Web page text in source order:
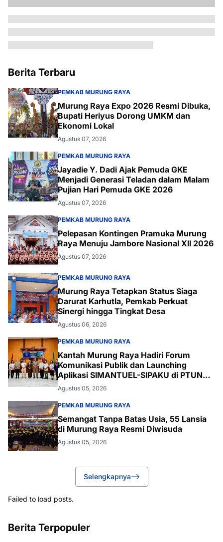
Berita Terbaru
PEMKAB MURUNG RAYA
Murung Raya Expo 2026 Resmi Dibuka,
Bupati Heriyus Dorong UMKM dan
Ekonomi Lokal
Agustus 07, 2026
PEMKAB MURUNG RAYA
Jayadie Y. Dadi Ajak Pemuda GKE
Menjadi Generasi Teladan dalam Malam
Pujian Hari Pemuda GKE 2026
Agustus 07, 2026
PEMKAB MURUNG RAYA
Pelepasan Kontingen Pramuka Murung
Raya Menuju Jambore Nasional XII 2026
Agustus 07, 2026
PEMKAB MURUNG RAYA
Murung Raya Tetapkan Status Siaga
Darurat Karhutla, Pemkab Perkuat
Sinergi hingga Tingkat Desa
Agustus 06, 2026
PEMKAB MURUNG RAYA
Kantah Murung Raya Hadiri Forum
Komunikasi Publik dan Launching
Aplikasi SIMANTUEL-SIPAKU di PTUN
Palangka Raya
Agustus 05, 2026
PEMKAB MURUNG RAYA
Semangat Tanpa Batas Usia, 55 Lansia
di Murung Raya Resmi Diwisuda
Agustus 05, 2026
Selengkapnya
Failed to load posts.
Berita Terpopuler